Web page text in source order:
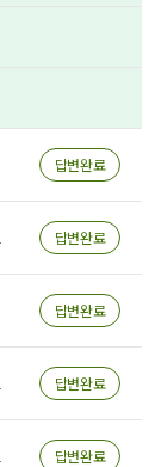
답변완료
답변완료
답변완료
답변완료
답변완료